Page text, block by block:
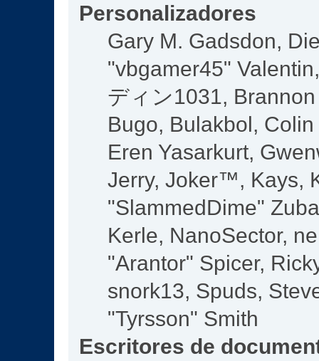
Personalizadores
Gary M. Gadsdon,
"vbgamer45"
ディン1031,
Bugo, Bulakbol,
Eren Yasarkurt,
Jerry, Joker™, Kays,
"SlammedDime"
Kerle, NanoSector,
"Arantor" Spicer,
snork13, Spuds,
"Tyrsson" Smith
Escritores de